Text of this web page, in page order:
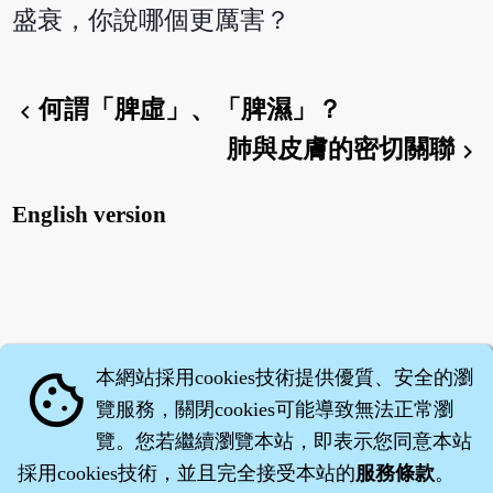
盛衰，你說哪個更厲害？
chevron_left何謂「脾虛」、「脾濕」？
肺與皮膚的密切關聯chevron_right
English version
cookie 本網站採用cookies技術提供優質、安全的瀏
覽服務，關閉cookies可能導致無法正常瀏
覽。您若繼續瀏覽本站，即表示您同意本站
採用cookies技術，並且完全接受本站的服務條款。